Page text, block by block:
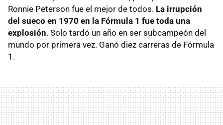
Ronnie Peterson fue el mejor de todos. La irrupción
del sueco en 1970 en la Fórmula 1 fue toda una
explosión. Solo tardó un año en ser subcampeón del
mundo por primera vez. Ganó diez carreras de Fórmula
1.